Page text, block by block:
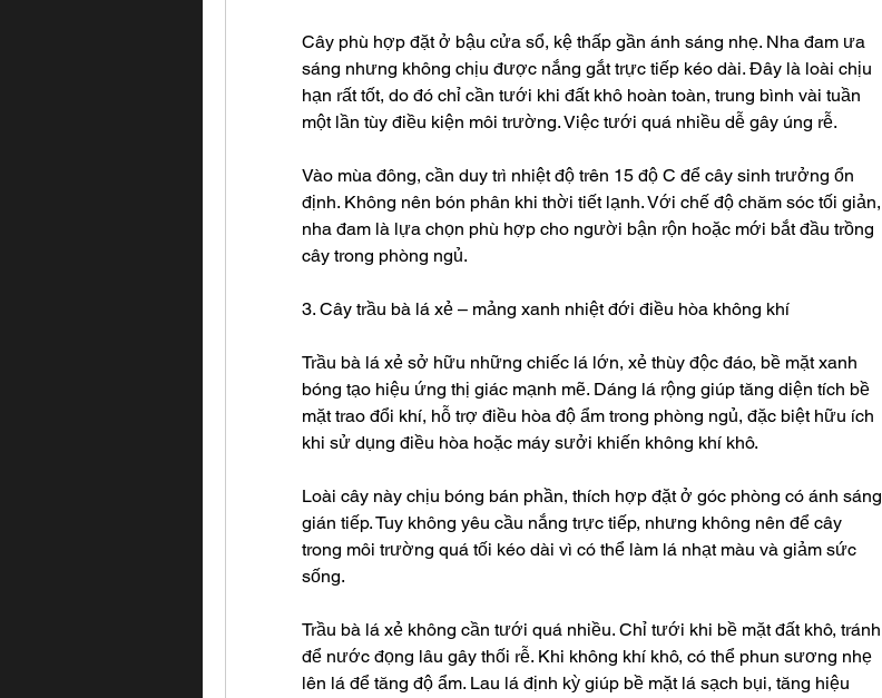
Cây phù hợp đặt ở bậu cửa sổ, kệ thấp gần ánh sáng nhẹ. Nha đam ưa
sáng nhưng không chịu được nắng gắt trực tiếp kéo dài. Đây là loài chịu
hạn rất tốt, do đó chỉ cần tưới khi đất khô hoàn toàn, trung bình vài tuần
một lần tùy điều kiện môi trường. Việc tưới quá nhiều dễ gây úng rễ.
Vào mùa đông, cần duy trì nhiệt độ trên 15 độ C để cây sinh trưởng ổn
định. Không nên bón phân khi thời tiết lạnh. Với chế độ chăm sóc tối giản,
nha đam là lựa chọn phù hợp cho người bận rộn hoặc mới bắt đầu trồng
cây trong phòng ngủ.
3. Cây trầu bà lá xẻ – mảng xanh nhiệt đới điều hòa không khí
Trầu bà lá xẻ sở hữu những chiếc lá lớn, xẻ thùy độc đáo, bề mặt xanh
bóng tạo hiệu ứng thị giác mạnh mẽ. Dáng lá rộng giúp tăng diện tích bề
mặt trao đổi khí, hỗ trợ điều hòa độ ẩm trong phòng ngủ, đặc biệt hữu ích
khi sử dụng điều hòa hoặc máy sưởi khiến không khí khô.
Loài cây này chịu bóng bán phần, thích hợp đặt ở góc phòng có ánh sáng
gián tiếp. Tuy không yêu cầu nắng trực tiếp, nhưng không nên để cây
trong môi trường quá tối kéo dài vì có thể làm lá nhạt màu và giảm sức
sống.
Trầu bà lá xẻ không cần tưới quá nhiều. Chỉ tưới khi bề mặt đất khô, tránh
để nước đọng lâu gây thối rễ. Khi không khí khô, có thể phun sương nhẹ
lên lá để tăng độ ẩm. Lau lá định kỳ giúp bề mặt lá sạch bụi, tăng hiệu